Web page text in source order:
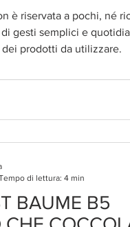
è riservata a pochi, né
gesti semplici e
prodotti da utilizzare.
BAUME B5
di lettura: 4 min